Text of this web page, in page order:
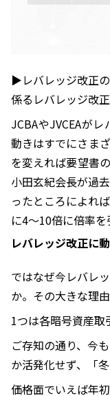
▶︎レバレッジ改正
係るレバレッジ改
JCBAやJVCEAが
動きはすでにさま
を変えれば要望書
小田玄紀会長が過
ったところによれ
に4〜10倍に倍率を
レバレッジ改正に
ではなぜ今レバレ
か。その大きな理
1つは各暗号資産取
ご存知の通り、今
か活発化せず、「
価格面でいえば年